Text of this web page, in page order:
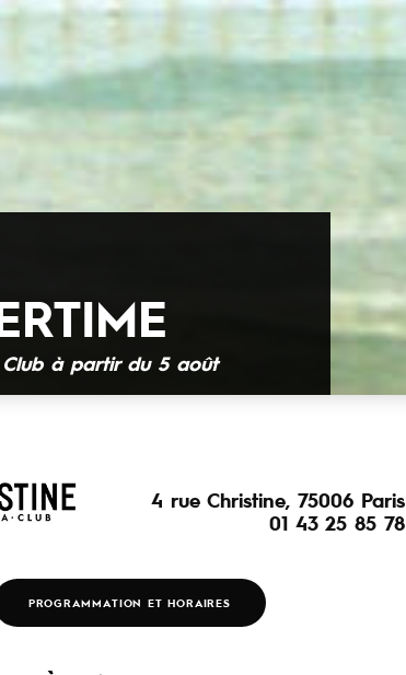
4 rue Christine, 75006 Paris
01 43 25 85 78
PROGRAMMATION ET HORAIRES